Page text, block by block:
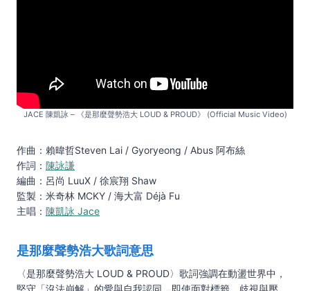
JACE 陳凱詠 – 《是那麼聲勢浩大 LOUD & PROUD》 (Official Music Video)
作曲：賴暐哲Steven Lai / Gyoryeong / Abus 阿布絲
作詞： 陳詠謙
編曲：呂尚 LuuX / 徐宸翔 Shaw
監製：米奇林 MCKY / 海大富 Déjà Fu
主唱： 陳凱詠 Jace
是那麼聲勢浩大歌詞意思
〈是那麼聲勢浩大 LOUD & PROUD〉歌詞強調在動盪世界中，